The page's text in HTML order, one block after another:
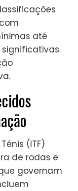
até
(ITF)
de rodas e
governam